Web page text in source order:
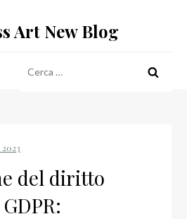
Art New Blog
per:
del diritto